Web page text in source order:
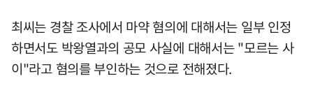
최씨는 경찰 조사에서 마약 혐의에 대해서는 일부 인정
하면서도 박왕열과의 공모 사실에 대해서는 "모르는 사
이"라고 혐의를 부인하는 것으로 전해졌다.